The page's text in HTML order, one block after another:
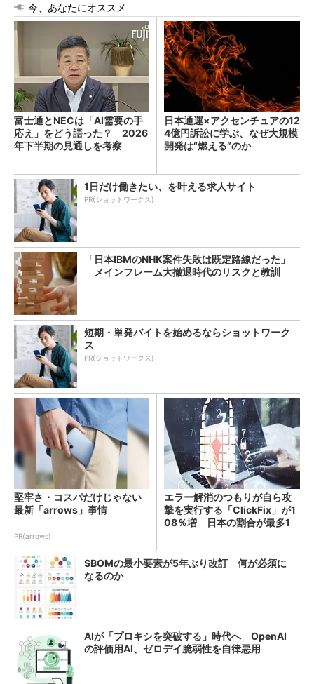
今、あなたにオススメ
富士通とNECは「AI需要の手
応え」をどう語った？ 2026
年下半期の見通しを考察
日本通運×アクセンチュアの12
4億円訴訟に学ぶ、なぜ大規模
開発は“燃える”のか
1日だけ働きたい、を叶える求人サイト
PR(ショットワークス)
「日本IBMのNHK案件失敗は既定路線だった」
メインフレーム大撤退時代のリスクと教訓
短期・単発バイトを始めるならショットワーク
ス
PR(ショットワークス)
堅牢さ・コスパだけじゃない
最新「arrows」事情
PR(arrows)
エラー解消のつもりが自ら攻
撃を実行する「ClickFix」が1
08％増 日本の割合が最多1
SBOMの最小要素が5年ぶり改訂 何が必須に
なるのか
AIが「プロキシを突破する」時代へ OpenAI
の評価用AI、ゼロデイ脆弱性を自律悪用